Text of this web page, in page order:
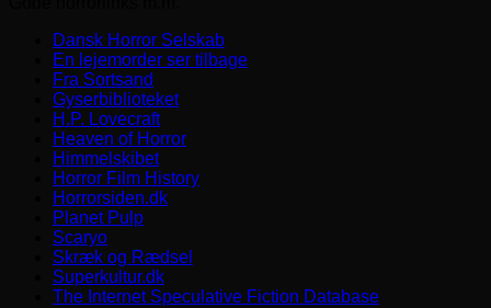
Dansk Horror Selskab
En lejemorder ser tilbage
Fra Sortsand
Gyserbiblioteket
H.P. Lovecraft
Heaven of Horror
Himmelskibet
Horror Film History
Horrorsiden.dk
Planet Pulp
Scaryo
Skræk og Rædsel
Superkultur.dk
The Internet Speculative Fiction Database